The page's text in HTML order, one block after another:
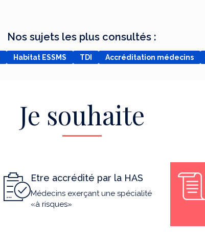
Nos sujets les plus consultés :
Habitat ESSMS TDI Accréditation médecins
Je souhaite
Etre accrédité par la HAS
Médecins exerçant une spécialité
«à risques»